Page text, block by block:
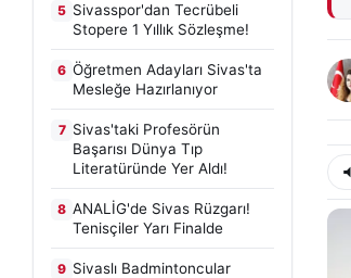
5 Sivasspor'dan Tecrübeli
Stopere 1 Yıllık Sözleşme!
6 Öğretmen Adayları Sivas'ta
Mesleğe Hazırlanıyor
7 Sivas'taki Profesörün
Başarısı Dünya Tıp
Literatüründe Yer Aldı!
8 ANALİG'de Sivas Rüzgarı!
Tenisçiler Yarı Finalde
9 Sivaslı Badmintoncular